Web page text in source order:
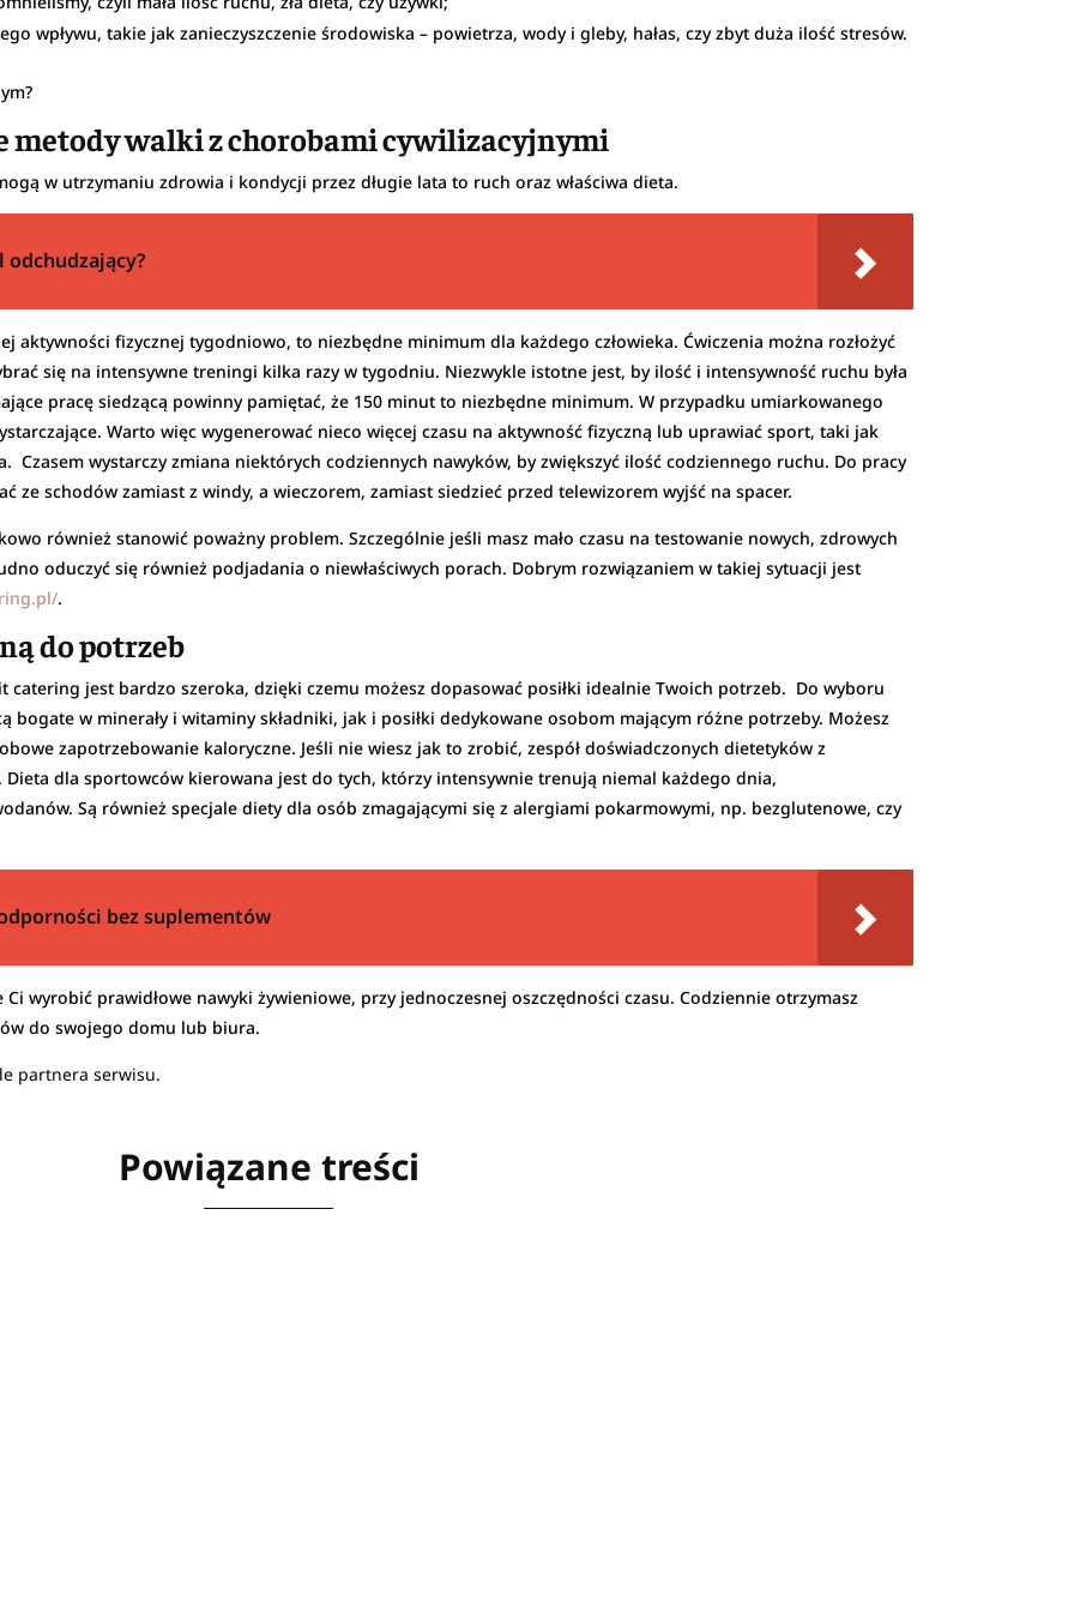
wpływu, takie jak zanieczyszczenie środowiska – powietrza, wody i gleby, hałas, czy zbyt duża ilość stresów.
metody walki z chorobami cywilizacyjnymi
w utrzymaniu zdrowia i kondycji przez długie lata to ruch oraz właściwa dieta.
aktywności fizycznej tygodniowo, to niezbędne minimum dla każdego człowieka. Ćwiczenia można rozłożyć
się na intensywne treningi kilka razy w tygodniu. Niezwykle istotne jest, by ilość i intensywność ruchu była
pracę siedzącą powinny pamiętać, że 150 minut to niezbędne minimum. W przypadku umiarkowanego
Warto więc wygenerować nieco więcej czasu na aktywność fizyczną lub uprawiać sport, taki jak
Czasem wystarczy zmiana niektórych codziennych nawyków, by zwiększyć ilość codziennego ruchu. Do pracy
ze schodów zamiast z windy, a wieczorem, zamiast siedzieć przed telewizorem wyjść na spacer.
również stanowić poważny problem. Szczególnie jeśli masz mało czasu na testowanie nowych, zdrowych
oduczyć się również podjadania o niewłaściwych porach. Dobrym rozwiązaniem w takiej sytuacji jest
.
do potrzeb
jest bardzo szeroka, dzięki czemu możesz dopasować posiłki idealnie Twoich potrzeb. Do wyboru
bogate w minerały i witaminy składniki, jak i posiłki dedykowane osobom mającym różne potrzeby. Możesz
zapotrzebowanie kaloryczne. Jeśli nie wiesz jak to zrobić, zespół doświadczonych dietetyków z
Dieta dla sportowców kierowana jest do tych, którzy intensywnie trenują niemal każdego dnia,
Są również specjale diety dla osób zmagającymi się z alergiami pokarmowymi, np. bezglutenowe, czy
bez suplementów
wyrobić prawidłowe nawyki żywieniowe, przy jednoczesnej oszczędności czasu. Codziennie otrzymasz
do swojego domu lub biura.
partnera serwisu.
Powiązane treści